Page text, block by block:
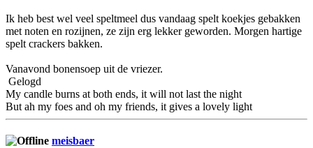
Ik heb best wel veel speltmeel dus vandaag spelt koekjes gebakken
met noten en rozijnen, ze zijn erg lekker geworden. Morgen hartige
spelt crackers bakken.
Vanavond bonensoep uit de vriezer.
Gelogd
My candle burns at both ends, it will not last the night
But ah my foes and oh my friends, it gives a lovely light
meisbaer